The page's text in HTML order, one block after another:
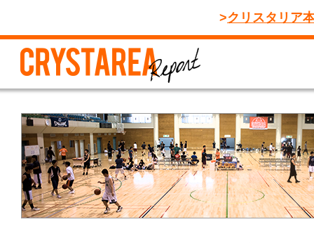
クリスタリア